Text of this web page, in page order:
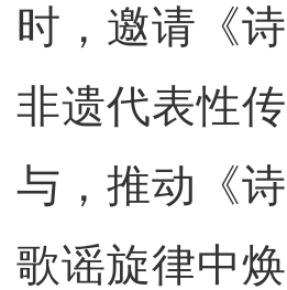
时，邀请《
非遗代表性
与，推动《
歌谣旋律中焕